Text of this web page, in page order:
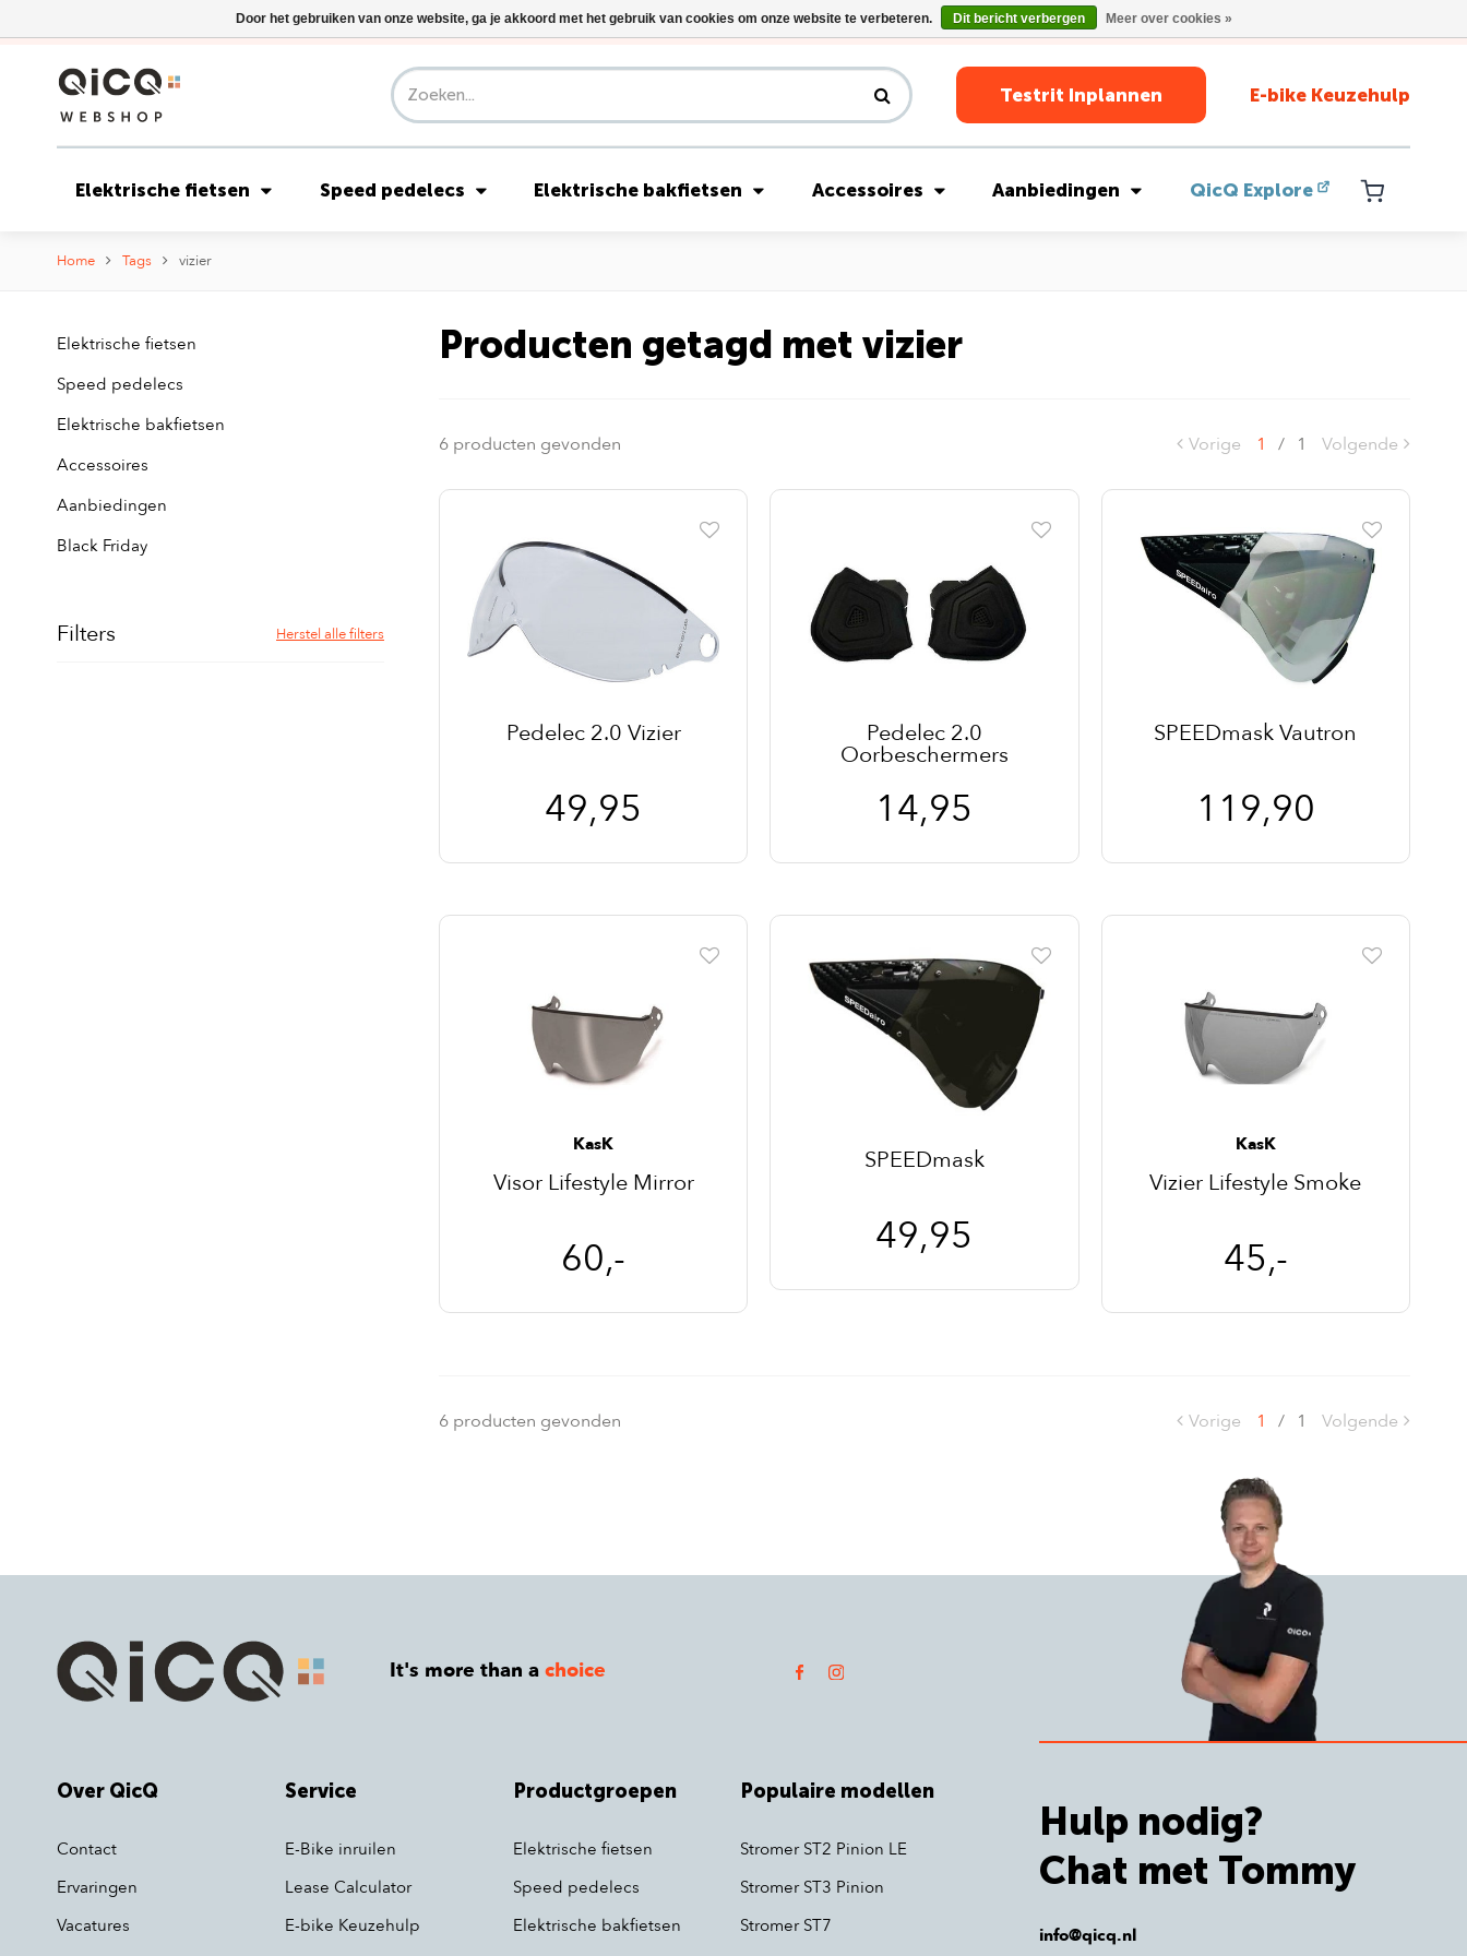
Riese & Müller Nevo5 Silent Core nu direct uit voorraad leverbaar!
Testrit Inplannen E-bike Keuzehulp
Elektrische fietsen Speed pedelecs Elektrische bakfietsen Accessoires Aanbiedingen QicQ Explore
Home Tags vizier
Elektrische fietsen
Speed pedelecs
Elektrische bakfietsen
Accessoires
Aanbiedingen
Black Friday
Filters Herstel alle filters
Producten getagd met vizier
6 producten gevonden Vorige 1 / 1 Volgende
Pedelec 2.0 Vizier
49,95
Pedelec 2.0
Oorbeschermers
14,95
SPEEDmask Vautron
119,90
KasK
Visor Lifestyle Mirror
60,-
SPEEDmask
49,95
KasK
Vizier Lifestyle Smoke
45,-
6 producten gevonden Vorige 1 / 1 Volgende
It's more than achoice
Over QicQ
Contact
Ervaringen
Vacatures
Service
E-Bike inruilen
Lease Calculator
E-bike Keuzehulp
Productgroepen
Elektrische fietsen
Speed pedelecs
Elektrische bakfietsen
Populaire modellen
Stromer ST2 Pinion LE
Stromer ST3 Pinion
Stromer ST7
Hulp nodig?
Chat met Tommy
info@qicq.nl
Door het gebruiken van onze website, ga je akkoord met het gebruik van cookies om onze website te verbeteren. Dit bericht verbergen Meer over cookies »